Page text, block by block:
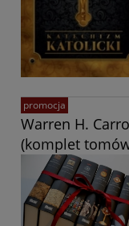
Warren H.
(komplet
promocja